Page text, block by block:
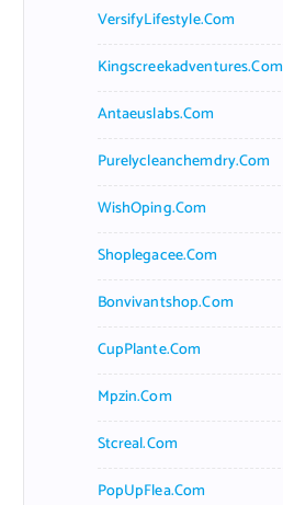
VersifyLifestyle.com
Kingscreekadventures.com
Antaeuslabs.com
Purelycleanchemdry.com
WishOping.com
Shoplegacee.com
Bonvivantshop.com
CupPlante.com
Mpzin.com
Stcreal.com
PopUpFlea.com